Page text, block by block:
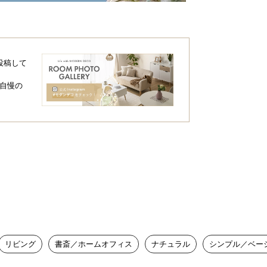
稿して
慢の
リビング 書斎／ホームオフィス ナチュラル シンプル／ベー